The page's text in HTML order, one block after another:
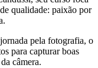
qualidade: paixão por
pela fotografia, o
para capturar boas
câmera.